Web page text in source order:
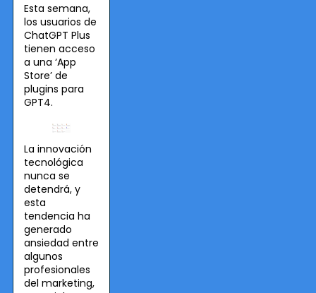
Esta semana,
los usuarios de
ChatGPT Plus
tienen acceso
a una ‘App
Store’ de
plugins para
GPT4.
La innovación
tecnológica
nunca se
detendrá, y
esta
tendencia ha
generado
ansiedad entre
algunos
profesionales
del marketing,